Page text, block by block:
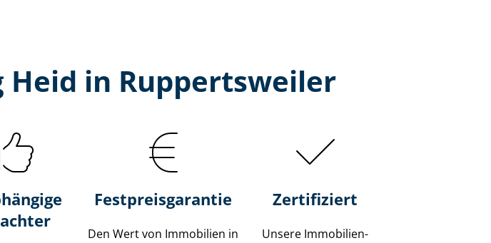
in Ruppertsweiler
Festpreis​garantie
Den Wert von Immobilien in
Zertifiziert
Unsere Immobilien­